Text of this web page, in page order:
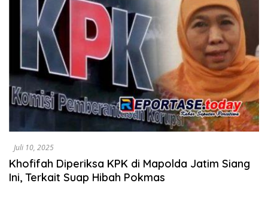
Juli 10, 2025
Khofifah Diperiksa KPK di Mapolda Jatim Siang
Ini, Terkait Suap Hibah Pokmas